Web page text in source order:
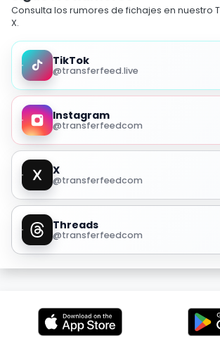
Consulta los rumores de fichajes en nuestro
X.
TikTok
@transferfeed.live
Instagram
@transferfeedcom
X
@transferfeedcom
Threads
@transferfeedcom